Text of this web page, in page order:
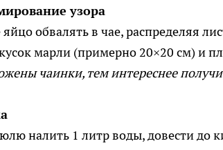
узора
обвалять в чае, распределяя
марли (примерно 20×20 см) и
чаинки, тем интереснее
налить 1 литр воды, довести до